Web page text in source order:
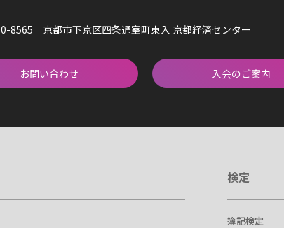
8565 京都市下京区四条通室町東入 京都経済センター
お問い合わせ 入会のご案内
検定
簿記検定